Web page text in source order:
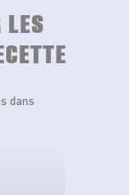
de persil et
dans